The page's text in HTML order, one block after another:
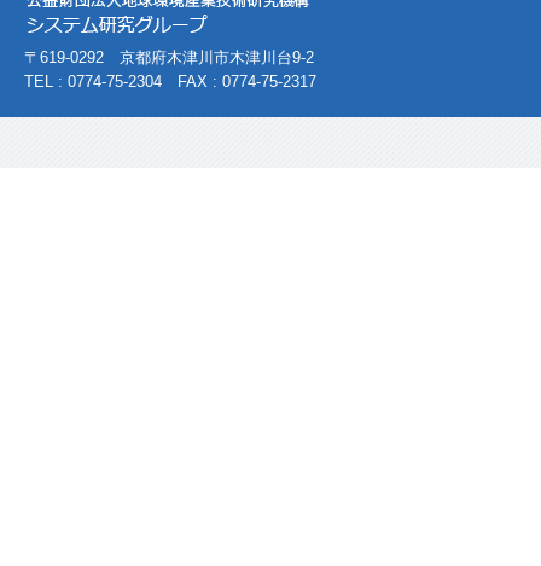
〒619-0292 京都府木津川市木津川台9-2
TEL : 0774-75-2304 FAX : 0774-75-2317